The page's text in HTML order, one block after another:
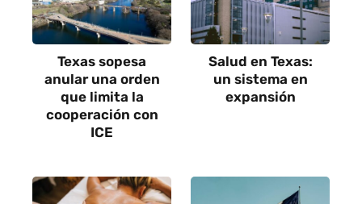
Texas sopesa
anular una orden
que limita la
cooperación con
ICE
Salud en Texas:
un sistema en
expansión